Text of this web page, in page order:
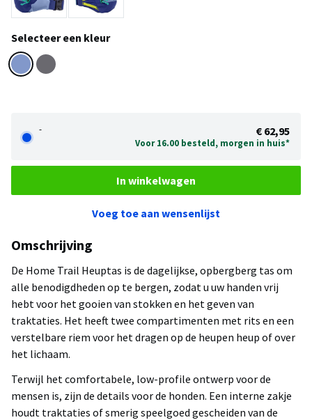
Selecteer een kleur
- € 62,95
Voor 16.00 besteld, morgen in huis*
In winkelwagen
Voeg toe aan wensenlijst
Omschrijving
De Home Trail Heuptas is de dagelijkse, opbergberg tas om
alle benodigdheden op te bergen, zodat u uw handen vrij
hebt voor het gooien van stokken en het geven van
traktaties. Het heeft twee compartimenten met rits en een
verstelbare riem voor het dragen op de heupen heup of over
het lichaam.
Terwijl het comfortabele, low-profile ontwerp voor de
mensen is, zijn de details voor de honden. Een interne zakje
houdt traktaties of smerig speelgoed gescheiden van de